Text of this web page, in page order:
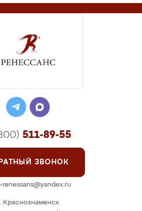
Краснознаменск
511-89-55
ЗВОНОК
renessans@yandex.ru